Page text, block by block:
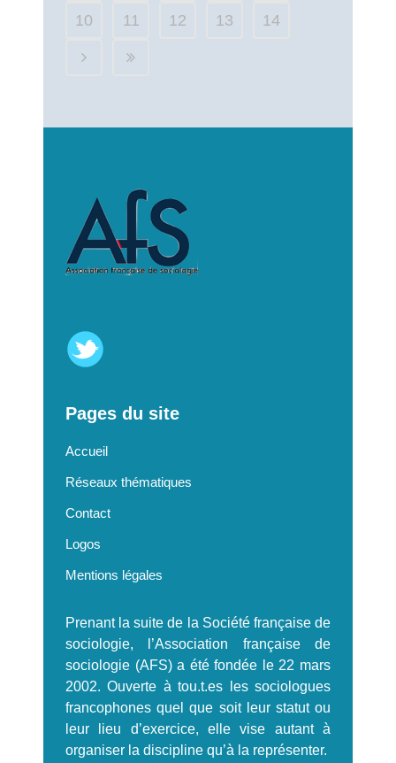
10 11 12 13 14
Pages du site
Accueil
Réseaux thématiques
Contact
Logos
Mentions légales
Prenant la suite de la Société française de
sociologie, l’Association française de
sociologie (AFS) a été fondée le 22 mars
2002. Ouverte à tou.t.es les sociologues
francophones quel que soit leur statut ou
leur lieu d’exercice, elle vise autant à
organiser la discipline qu’à la représenter.